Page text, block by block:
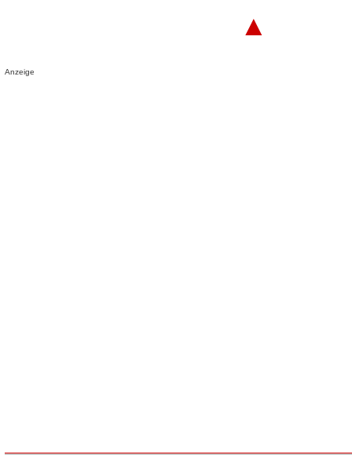
▲
Anzeige